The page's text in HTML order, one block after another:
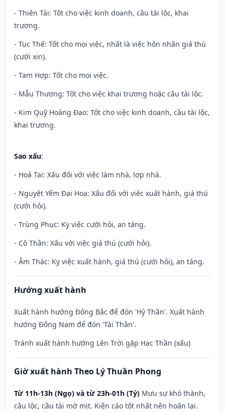
- Thiên Tài: Tốt cho việc kinh doanh, cầu tài lộc, khai
trương.
- Tục Thế: Tốt cho mọi việc, nhất là việc hôn nhân giá thú
(cưới xin).
- Tam Hợp: Tốt cho mọi việc.
- Mẫu Thương: Tốt cho việc khai trương hoặc cầu tài lộc.
- Kim Quỹ Hoàng Đạo: Tốt cho việc kinh doanh, cầu tài lộc,
khai trương.
Sao xấu:
- Hoả Tai: Xấu đối với việc làm nhà, lợp nhà.
- Nguyệt Yếm Đại Hoạ: Xấu đối với việc xuất hành, giá thú
(cưới hỏi).
- Trùng Phục: Kỵ việc cưới hỏi, an táng.
- Cô Thần: Xấu với việc giá thú (cưới hỏi).
- Âm Thác: Kỵ việc xuất hành, giá thú (cưới hỏi), an táng.
Hướng xuất hành
Xuất hành hướng Đông Bắc để đón 'Hỷ Thần'. Xuất hành
hướng Đông Nam để đón 'Tài Thần'.
Tránh xuất hành hướng Lên Trời gặp Hạc Thần (xấu)
Giờ xuất hành Theo Lý Thuần Phong
Từ 11h-13h (Ngọ) và từ 23h-01h (Tý) Mưu sự khó thành,
cầu lộc, cầu tài mờ mịt. Kiện cáo tốt nhất nên hoãn lại.